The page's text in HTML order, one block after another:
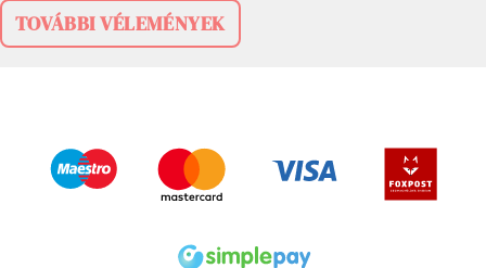
TOVÁBBI VÉLEMÉNYEK